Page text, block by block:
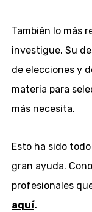
También lo más
investigue. Su
de elecciones y
materia para
más necesita.
Esto ha sido
gran ayuda.
profesionales
aquí.